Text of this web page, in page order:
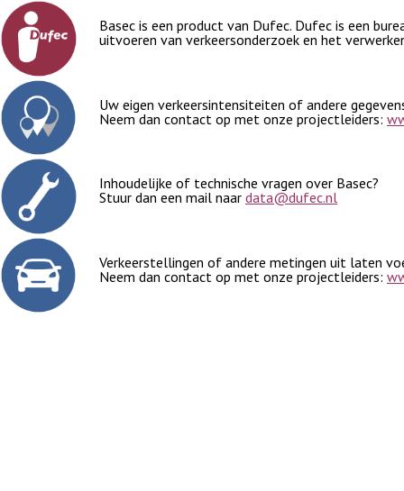
Basec is een product van Dufec. Dufec is een
uitvoeren van verkeersonderzoek en het
Uw eigen verkeersintensiteiten of andere
Neem dan contact op met onze projectleiders:
Inhoudelijke of technische vragen over Basec?
Stuur dan een mail naar data@dufec.nl
Verkeerstellingen of andere metingen uit laten
Neem dan contact op met onze projectleiders: